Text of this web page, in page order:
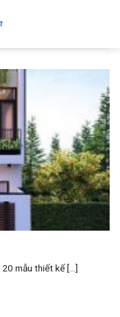
mẫu thiết kế [...]